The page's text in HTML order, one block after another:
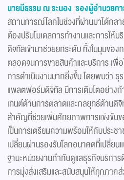
นายมีธรรม ณ ระนอง รองผู้อำนวยก
สถานการณ์โลกในช่วงที่ผ่านมาได้กลา
ต้องปรับโมเดลการทำงานและการให้บ
ดิจิทัลเข้ามาช่วยยกระดับ ทั้งในมุมขอ
ตลอดจนการขายสินค้าและบริการ เพื่
การดําเนินงานมากยิ่งขึ้น โดยพบว่า
แพลตฟอร์มดิจิทัล มีการเติบโตอย่าง
เทนต์ด้านการตลาดและกลยุทธ์ด้านดิ
สำคัญที่ช่วยเพิ่มศักยภาพการแข่งขัน
เป็นการเตรียมความพร้อมให้กับประ
เปลี่ยนผ่านรองรับโลกอนาคตที่เปลี่ยน
ฐานะหน่วยงานกำกับดูแลธุรกิจบริกา
การมุ่งส่งเสริมและสนับสนุนให้ทุกภา